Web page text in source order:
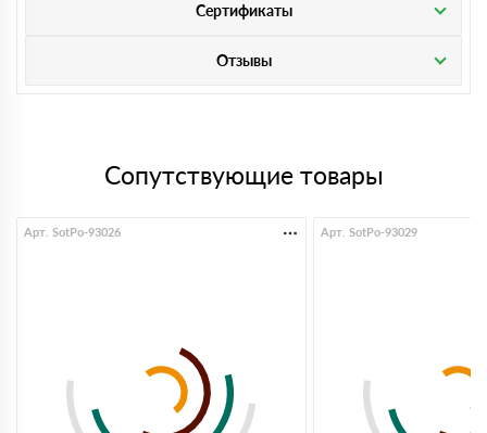
Сертификаты
Отзывы
Сопутствующие товары
Арт. SotPo-93026 Арт. SotPo-93029